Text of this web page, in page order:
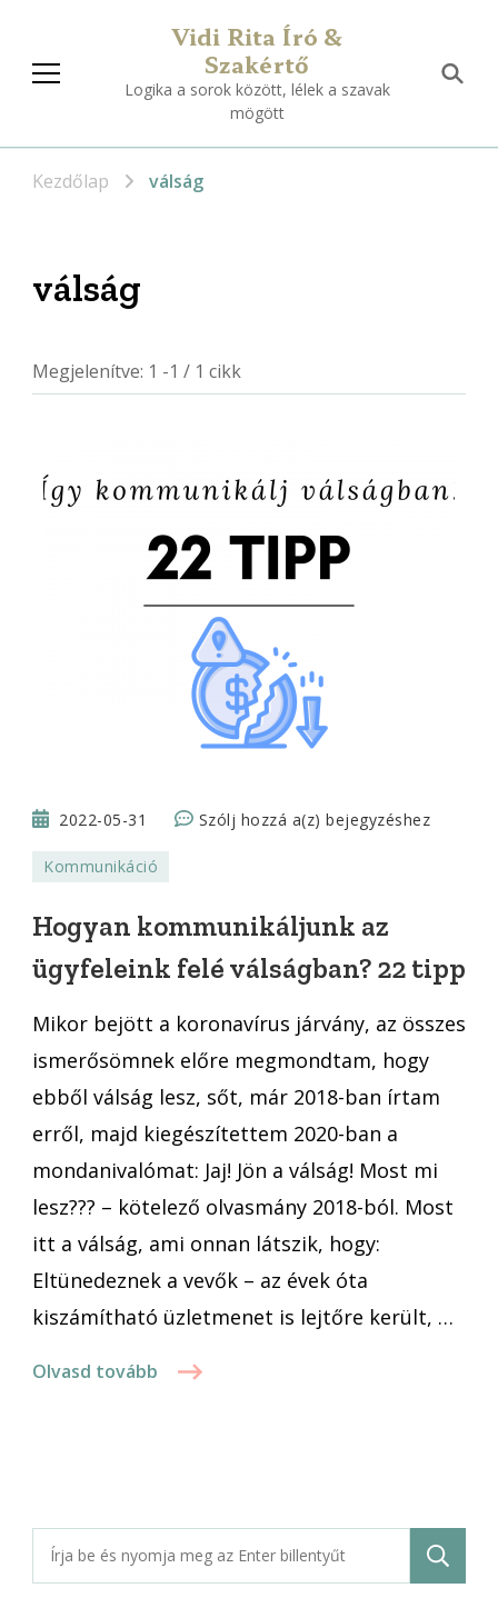
Vidi Rita Író &
Szakértő
Logika a sorok között, lélek a szavak
mögött
Kezdőlap válság
válság
Megjelenítve: 1 -1 / 1 cikk
2022-05-31 Szólj hozzá a(z)Hogyan
felé
válságban?
tipp
bejegyzéshez
Kommunikáció
Hogyan kommunikáljunk az
ügyfeleink felé válságban? 22 tipp
Mikor bejött a koronavírus járvány, az összes
ismerősömnek előre megmondtam, hogy
ebből válság lesz, sőt, már 2018-ban írtam
erről, majd kiegészítettem 2020-ban a
mondanivalómat: Jaj! Jön a válság! Most mi
lesz??? – kötelező olvasmány 2018-ból. Most
itt a válság, ami onnan látszik, hogy:
Eltünedeznek a vevők – az évek óta
kiszámítható üzletmenet is lejtőre került, …
Olvasd tovább
Keresés: